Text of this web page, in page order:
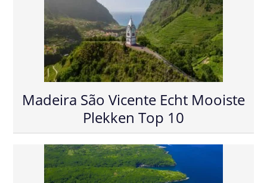
Madeira São Vicente Echt Mooiste
Plekken Top 10